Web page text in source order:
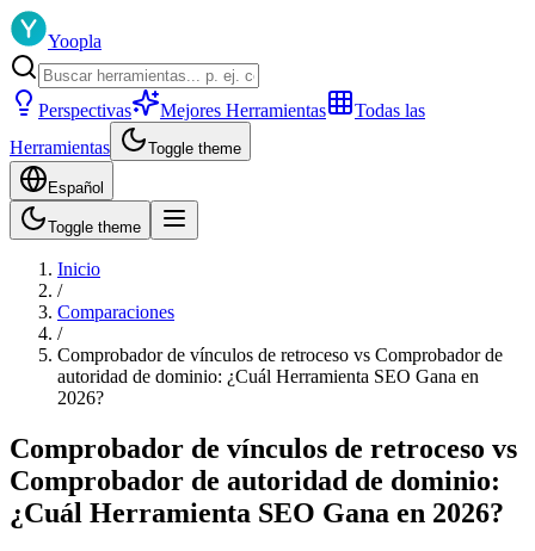
Yoopla
Perspectivas Mejores Herramientas
Todas las
Herramientas
Toggle theme
Español
Toggle theme
Inicio
/
Comparaciones
/
Comprobador de vínculos de retroceso vs Comprobador de
autoridad de dominio: ¿Cuál Herramienta SEO Gana en
2026?
Comprobador de vínculos de retroceso vs
Comprobador de autoridad de dominio:
¿Cuál Herramienta SEO Gana en 2026?